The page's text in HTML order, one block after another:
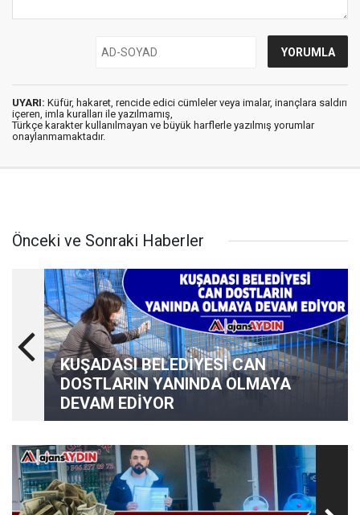
UYARI: Küfür, hakaret, rencide edici cümleler veya imalar, inançlara saldırı
içeren, imla kuralları ile yazılmamış,
Türkçe karakter kullanılmayan ve büyük harflerle yazılmış yorumlar
onaylanmamaktadır.
Önceki ve Sonraki Haberler
KUŞADASI BELEDİYESİ CAN
DOSTLARIN YANINDA OLMAYA
DEVAM EDİYOR